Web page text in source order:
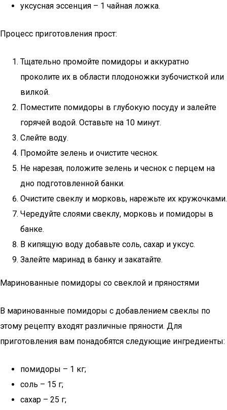
уксусная эссенция – 1 чайная ложка.
Процесс приготовления прост:
Тщательно промойте помидоры и аккуратно
проколите их в области плодоножки зубочисткой или
вилкой.
Поместите помидоры в глубокую посуду и залейте
горячей водой. Оставьте на 10 минут.
Слейте воду.
Промойте зелень и очистите чеснок.
Не нарезая, положите зелень и чеснок с перцем на
дно подготовленной банки.
Очистите свеклу и морковь, нарежьте их кружочками.
Чередуйте слоями свеклу, морковь и помидоры в
банке.
В кипящую воду добавьте соль, сахар и уксус.
Залейте маринад в банку и закатайте.
Маринованные помидоры со свеклой и пряностями
В маринованные помидоры с добавлением свеклы по
этому рецепту входят различные пряности. Для
приготовления вам понадобятся следующие ингредиенты:
помидоры – 1 кг;
соль – 15 г;
сахар – 25 г;